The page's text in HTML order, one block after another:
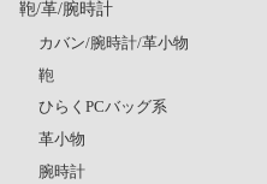
鞄/革/腕時計
カバン/腕時計/革小物
鞄
ひらくPCバッグ系
革小物
腕時計